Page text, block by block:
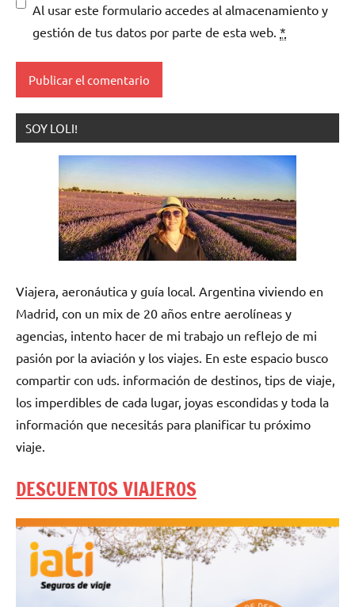
Al usar este formulario accedes al almacenamiento y
gestión de tus datos por parte de esta web. *
SOY LOLI!
Viajera, aeronáutica y guía local. Argentina viviendo en
Madrid, con un mix de 20 años entre aerolíneas y
agencias, intento hacer de mi trabajo un reflejo de mi
pasión por la aviación y los viajes. En este espacio busco
compartir con uds. información de destinos, tips de viaje,
los imperdibles de cada lugar, joyas escondidas y toda la
información que necesitás para planificar tu próximo
viaje.
DESCUENTOS VIAJEROS